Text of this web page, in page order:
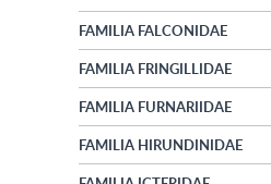
FAMILIA FALCONIDAE
FAMILIA FRINGILLIDAE
FAMILIA FURNARIIDAE
FAMILIA HIRUNDINIDAE